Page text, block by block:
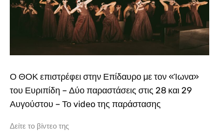
Ο ΘΟΚ επιστρέφει στην Επίδαυρο με τον «Ίωνα»
του Ευριπίδη – Δύο παραστάσεις στις 28 και 29
Αυγούστου – Το video της παράστασης
Δείτε το βίντεο της